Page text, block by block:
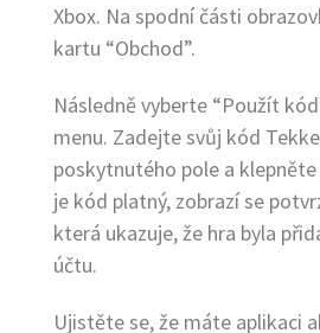
Xbox. Na spodní části
kartu “Obchod”.
Následně vyberte “Použít
menu. Zadejte svůj kód
poskytnutého pole a klepněte
je kód platný, zobrazí se
která ukazuje, že hra byla
účtu.
Ujistěte se, že máte aplikaci